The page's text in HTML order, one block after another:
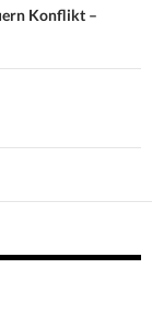
Konflikt –